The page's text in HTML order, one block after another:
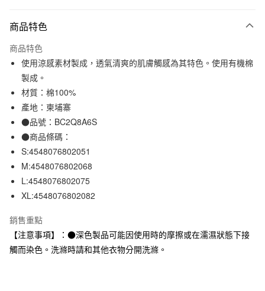
信用卡一次付款
信用卡分期付款
3 期 0 利率 每期
合作金庫商業銀行
華南商業銀行
上海商業儲蓄銀行
臺灣中小企業銀行
匯豐（台灣）商業銀行
聯邦商業銀行
元大商業銀行
玉山商業銀行
台灣樂天信用卡公司
超商取貨付款
LINE Pay
Apple Pay
街口支付
悠遊付
全家取貨付款
每筆NT$65，滿NT$1,000(含以上)免運費
商品特色
商品特色
使用涼感素材製成，透氣清爽的肌膚觸感為其特色。使用有機棉
製成。
材質：棉100%
產地：柬埔寨
●品號：BC2Q8A6S
●商品條碼：
S:4548076802051
M:4548076802068
L:4548076802075
XL:4548076802082
銷售重點
【注意事項】：●深色製品可能因使用時的摩擦或在濡濕狀態下接
觸而染色。洗滌時請和其他衣物分開洗滌。